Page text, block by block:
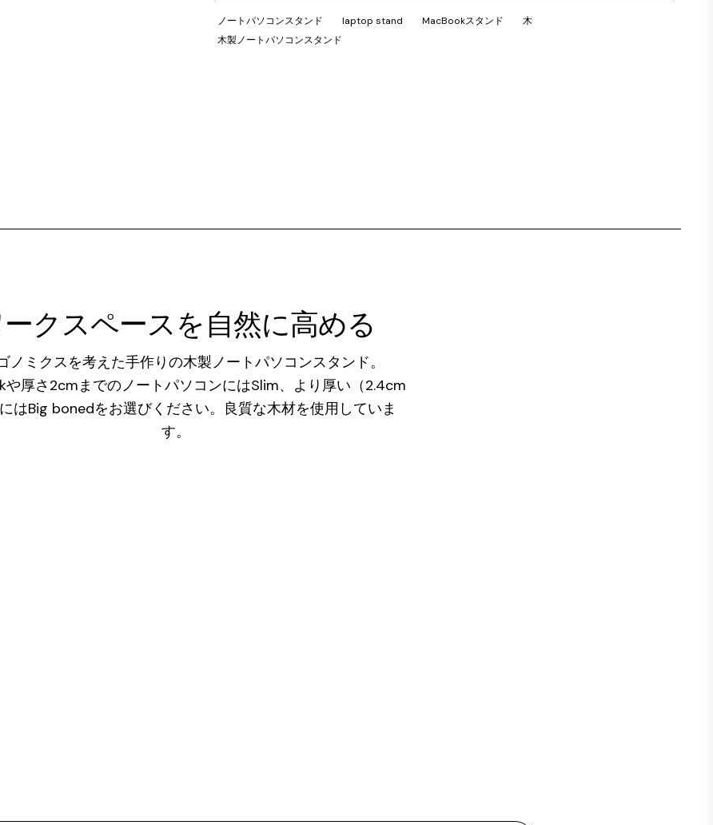
ノートパソコンスタンド laptop stand MacBookスタンド
木
木製ノートパソコンスタンド
クスペースを自然に高める
ノミクスを考えた手作りの木製ノートパソコンスタンド。
や厚さ2cmまでのノートパソコンにはSlim、より厚い（2.4cm
はBig bonedをお選びください。良質な木材を使用していま
す。